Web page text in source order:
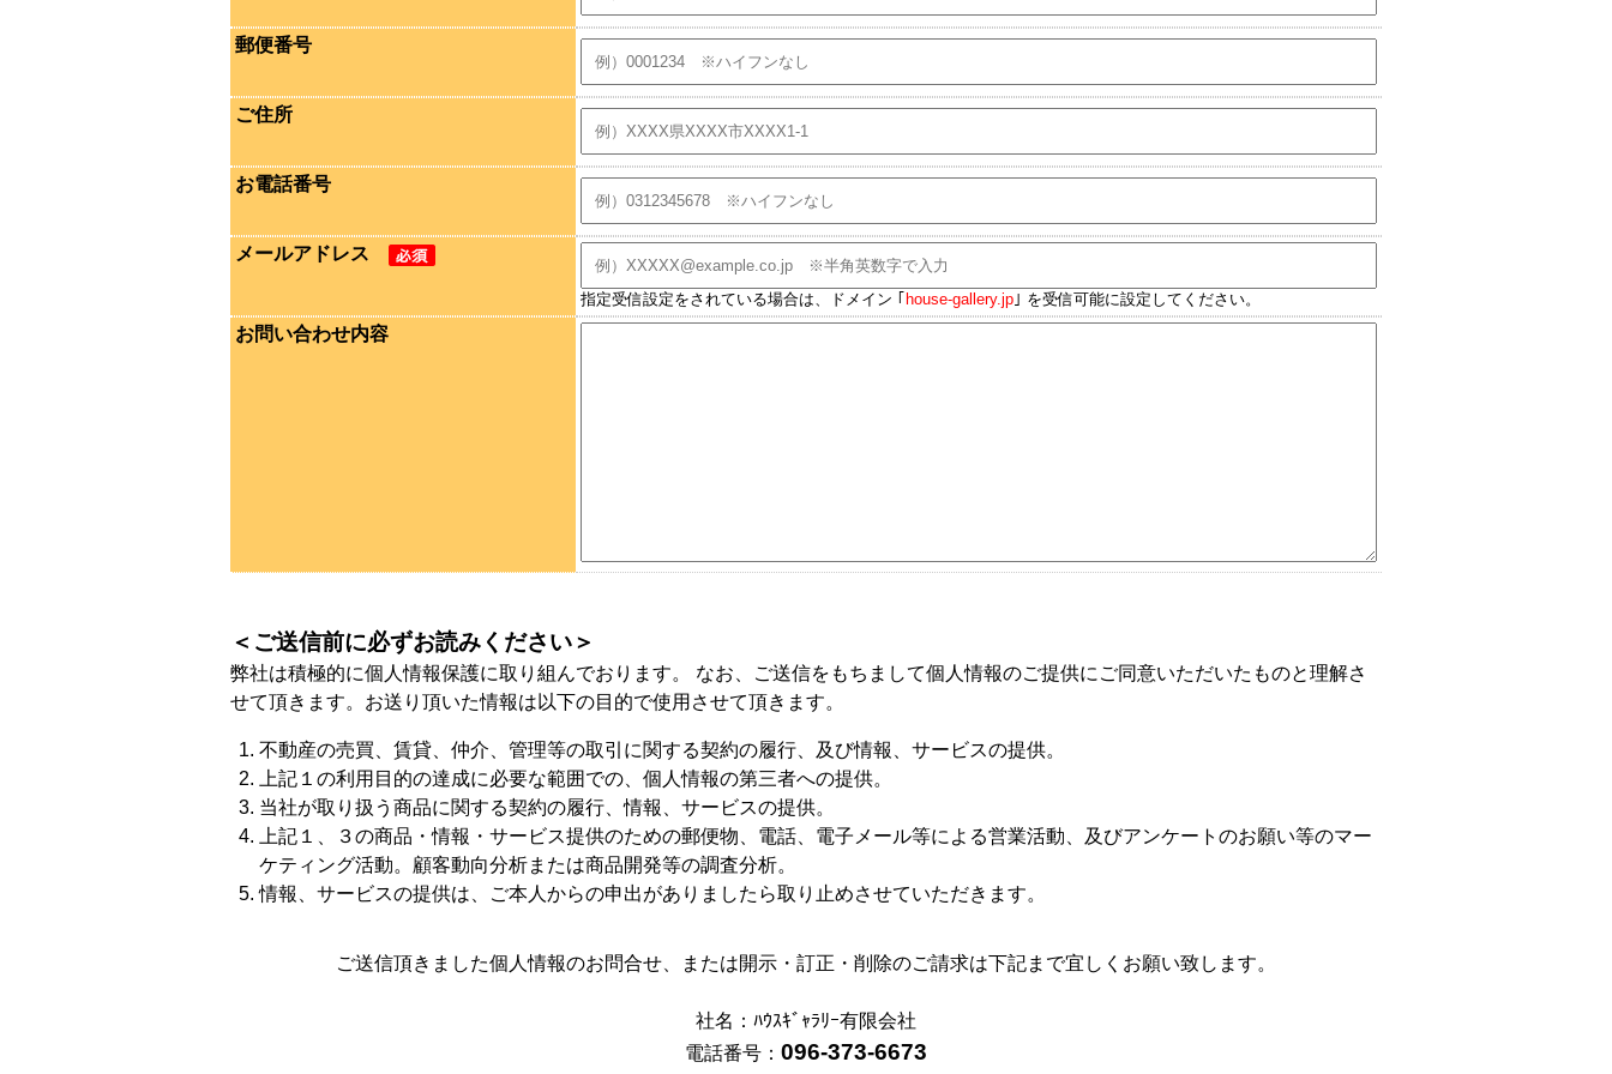
郵便番号
ご住所
お電話番号
メールアドレス
指定受信設定をされている場合は、ドメイン ｢ house-gallery.jp ｣ を受信可能に設定してください。
お問い合わせ内容
＜ご送信前に必ずお読みください＞
弊社は積極的に個人情報保護に取り組んでおります。 なお、ご送信をもちまして個人情報のご提供にご同意いただいたものと理解さ
せて頂きます。お送り頂いた情報は以下の目的で使用させて頂きます。
不動産の売買、賃貸、仲介、管理等の取引に関する契約の履行、及び情報、サービスの提供。
上記１の利用目的の達成に必要な範囲での、個人情報の第三者への提供。
当社が取り扱う商品に関する契約の履行、情報、サービスの提供。
上記１、３の商品・情報・サービス提供のための郵便物、電話、電子メール等による営業活動、及びアンケートのお願い等のマー
ケティング活動。顧客動向分析または商品開発等の調査分析。
情報、サービスの提供は、ご本人からの申出がありましたら取り止めさせていただきます。
ご送信頂きました個人情報のお問合せ、または開示・訂正・削除のご請求は下記まで宜しくお願い致します。
社名：ﾊｳｽｷﾞｬﾗﾘｰ有限会社
電話番号： 096-373-6673